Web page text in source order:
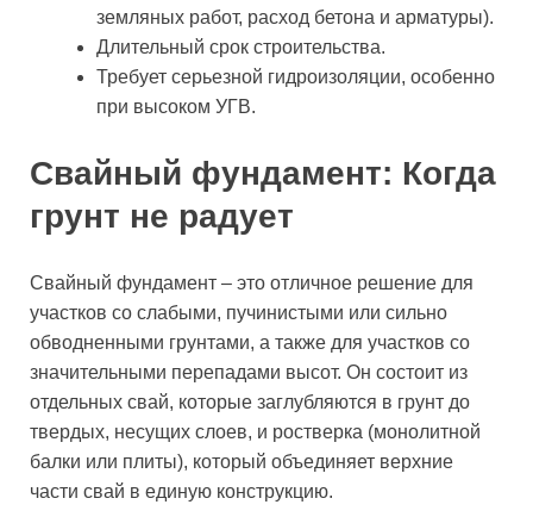
земляных работ, расход бетона и арматуры).
Длительный срок строительства.
Требует серьезной гидроизоляции, особенно
при высоком УГВ.
Свайный фундамент: Когда
грунт не радует
Свайный фундамент – это отличное решение для
участков со слабыми, пучинистыми или сильно
обводненными грунтами, а также для участков со
значительными перепадами высот. Он состоит из
отдельных свай, которые заглубляются в грунт до
твердых, несущих слоев, и ростверка (монолитной
балки или плиты), который объединяет верхние
части свай в единую конструкцию.